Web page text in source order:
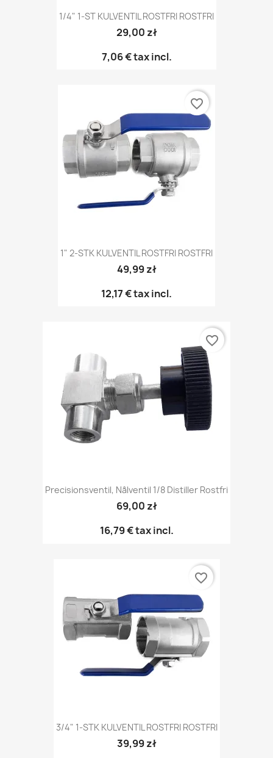
1/4" 1-ST KULVENTIL ROSTFRI ROSTFRI
29,00 zł
7,06 €tax incl.
1" 2-STK KULVENTIL ROSTFRI ROSTFRI
49,99 zł
12,17 €tax incl.
favorite_border
Precisionsventil, Nålventil 1/8 Distiller Rostfri
69,00 zł
16,79 €tax incl.
favorite_border
3/4" 1-STK KULVENTIL ROSTFRI ROSTFRI
39,99 zł
favorite_border